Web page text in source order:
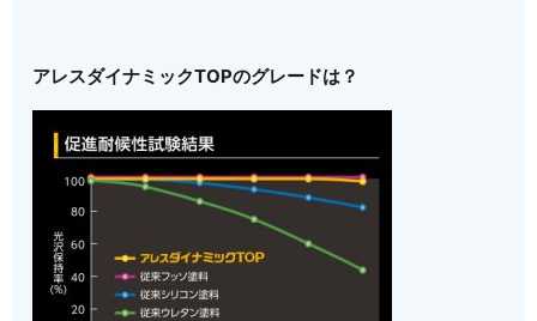
アレスダイナミックTOPのグレードは？